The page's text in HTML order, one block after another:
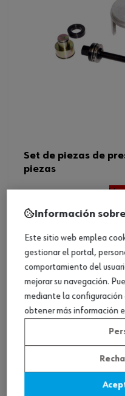
Set de piezas de
piezas
Información
Este sitio web emplea
gestionar el portal,
comportamiento del
mejorar su navegación.
mediante la configuración
obtener más información